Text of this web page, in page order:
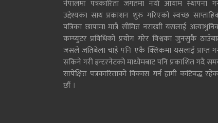
नेपालमा पत्रकारिता जगतमा नयाँ आयाम स्थापना
उद्देश्यका साथ प्रकाशन शुरु गरिएको स्वच्छ
पत्रिका छापामा मात्रै सीमित नराखाी यसलाई
कम्प्युटर प्रविधिको प्रयोग गरेर विश्वका जुनसुकै
जसले जतिबेला चाहे पनि एकै क्लिकमा यसलाई प्राप्त
सकिने गरी इन्टरनेटको माध्येमबाट पनि प्रकाशित गदै
सापेक्षित पत्रकारिताको विकास गर्न हामी कटिबद्ध
छौं ।